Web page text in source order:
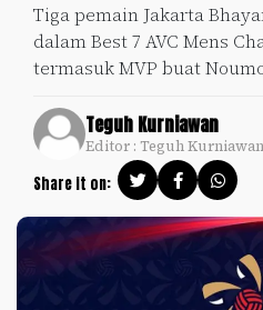
Tiga pemain Jakarta
dalam Best 7 AVC Mens
termasuk MVP buat
Teguh Kurniawan
Editor : Teguh Kurniawan
Share it on:
Timnas
Indonesia
SKOR
SPECIAL
Video
Disclaimer
Tentang